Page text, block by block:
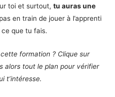
toi et surtout, tu auras une
en train de jouer à l’apprenti
que tu fais.
formation ? Clique sur
alors tout le plan pour vérifier
t’intéresse.